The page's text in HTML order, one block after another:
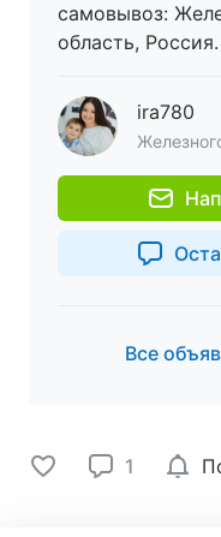
самовывоз:
область, Россия.
ira780
Все
1